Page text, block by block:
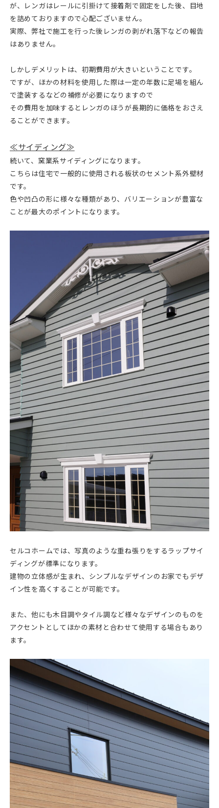
が、レンガはレールに引掛けて接着剤で固定をした後、目地
を詰めておりますので心配ございません。
実際、弊社で施工を行った後レンガの剥がれ落下などの報告
はありません。
しかしデメリットは、初期費用が大きいということです。
ですが、ほかの材料を使用した際は一定の年数に足場を組ん
で塗装するなどの補修が必要になりますので
その費用を加味するとレンガのほうが長期的に価格をおさえ
ることができます。
≪サイディング≫
続いて、窯業系サイディングになります。
こちらは住宅で一般的に使用される板状のセメント系外壁材
です。
色や凹凸の形に様々な種類があり、バリエーションが豊富な
ことが最大のポイントになります。
セルコホームでは、写真のような重ね張りをするラップサイ
ディングが標準になります。
建物の立体感が生まれ、シンプルなデザインのお家でもデザ
イン性を高くすることが可能です。
また、他にも木目調やタイル調など様々なデザインのものを
アクセントとしてほかの素材と合わせて使用する場合もあり
ます。